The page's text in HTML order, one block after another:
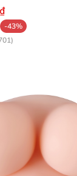
“SLIM
cách chân
-43%